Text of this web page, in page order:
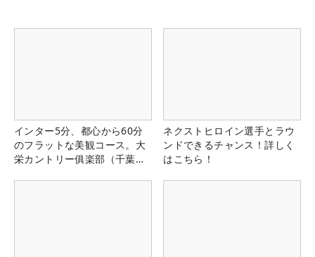
インター5分、都心から60分
のフラットな美観コース。大
栄カントリー俱楽部（千葉
ネクストヒロイン選手とラウ
ンドできるチャンス！詳しく
はこちら！